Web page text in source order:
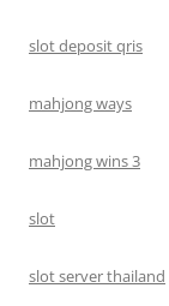
slot deposit qris
mahjong ways
mahjong wins 3
slot
slot server thailand